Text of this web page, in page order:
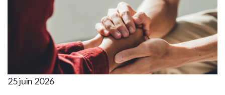
25 juin 2026